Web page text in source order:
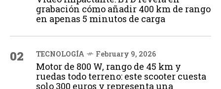
grabación cómo añadir 400 km de rango
en apenas 5 minutos de carga
02 TECNOLOGÍA February 9, 2026
Motor de 800 W, rango de 45 km y
ruedas todo terreno: este scooter cuesta
solo 300 euros y representa una